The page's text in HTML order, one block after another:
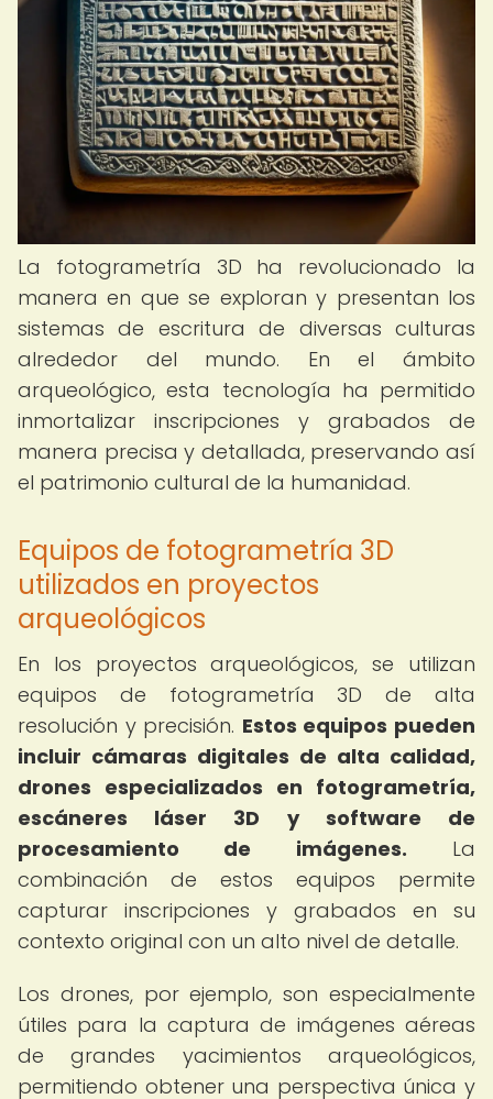
La fotogrametría 3D ha revolucionado la
manera en que se exploran y presentan los
sistemas de escritura de diversas culturas
alrededor del mundo. En el ámbito
arqueológico, esta tecnología ha permitido
inmortalizar inscripciones y grabados de
manera precisa y detallada, preservando así
el patrimonio cultural de la humanidad.
Equipos de fotogrametría 3D
utilizados en proyectos
arqueológicos
En los proyectos arqueológicos, se utilizan
equipos de fotogrametría 3D de alta
resolución y precisión. Estos equipos pueden
incluir cámaras digitales de alta calidad,
drones especializados en fotogrametría,
escáneres láser 3D y software de
procesamiento de imágenes. La
combinación de estos equipos permite
capturar inscripciones y grabados en su
contexto original con un alto nivel de detalle.
Los drones, por ejemplo, son especialmente
útiles para la captura de imágenes aéreas
de grandes yacimientos arqueológicos,
permitiendo obtener una perspectiva única y